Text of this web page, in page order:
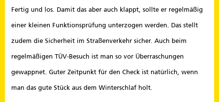
Fertig und los. Damit das aber auch klappt, sollte er regelmäßig
einer kleinen Funktionsprüfung unterzogen werden. Das stellt
zudem die Sicherheit im Straßenverkehr sicher. Auch beim
regelmäßigen TÜV-Besuch ist man so vor Überraschungen
gewappnet. Guter Zeitpunkt für den Check ist natürlich, wenn
man das gute Stück aus dem Winterschlaf holt.